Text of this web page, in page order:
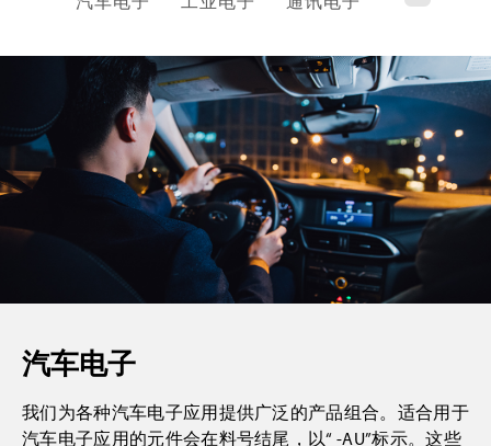
汽车电子
我们为各种汽车电子应用提供广泛的产品组合。适合用于
汽车电子应用的元件会在料号结尾，以“ -AU”标示。这些